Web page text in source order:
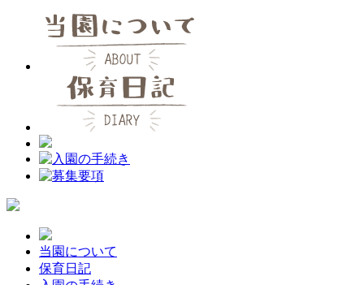
当園について
保育日記